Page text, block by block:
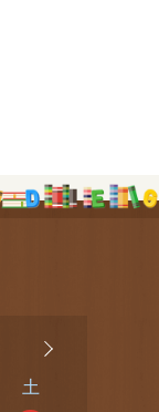
土